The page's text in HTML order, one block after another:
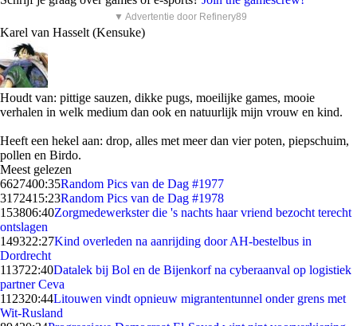
▼ Advertentie door Refinery89
Karel van Hasselt (Kensuke)
Houdt van: pittige sauzen, dikke pugs, moeilijke games, mooie
verhalen in welk medium dan ook en natuurlijk mijn vrouw en kind.
Heeft een hekel aan: drop, alles met meer dan vier poten, piepschuim,
pollen en Birdo.
Meest gelezen
6627400:35Random Pics van de Dag #1977
3172415:23Random Pics van de Dag #1978
153806:40Zorgmedewerkster die 's nachts haar vriend bezocht terecht
ontslagen
149322:27Kind overleden na aanrijding door AH-bestelbus in
Dordrecht
113722:40Datalek bij Bol en de Bijenkorf na cyberaanval op logistiek
partner Ceva
112320:44Litouwen vindt opnieuw migrantentunnel onder grens met
Wit-Rusland